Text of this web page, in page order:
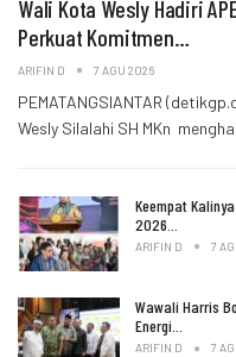
Wali Kota Wesly Hadiri
Perkuat Komitmen…
ARIFIN D 7 AGU 2026
PEMATANGSIANTAR
Wesly Silalahi SH MKn
Keempat
2026…
ARIFIN D 7
Wawali Harris
Energi…
ARIFIN D 7